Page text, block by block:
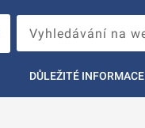
DŮLEŽITÉ INFORMACE